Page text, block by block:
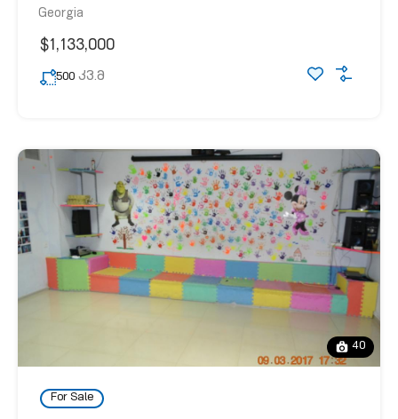
Georgia
$1,133,000
500 კვ.მ
40
For Sale